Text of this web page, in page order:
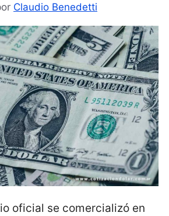
Claudio Benedetti
oficial se comercializó en